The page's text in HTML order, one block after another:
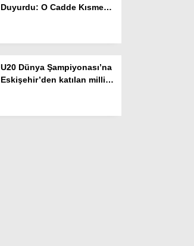
Duyurdu: O Cadde Kısmen
U20 Dünya Şampiyonası’na
Eskişehir’den katılan milli